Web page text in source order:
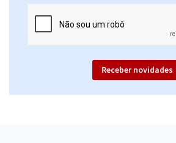
Receber novidades